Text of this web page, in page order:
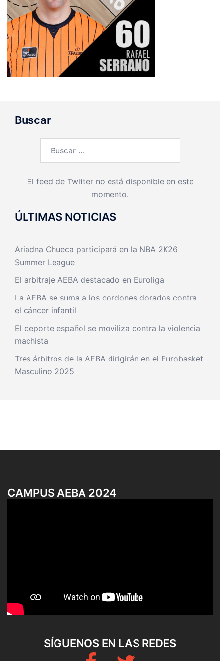
Buscar
El feed de Twitter no está disponible en este
momento.
ÚLTIMAS NOTICIAS
Ariadna Chueca participará en la NBA 2K26
Summer League
El arbitraje AEBA destacado en Euroliga
La AEBA se suma a los cordones dorados contra
el cáncer infantil
El deporte español se moviliza contra la violencia
machista
Tres árbitros de la AEBA dirigirán en el Eurobasket
Masculino 2025
CAMPUS AEBA 2024
SÍGUENOS EN LAS REDES
Fb Twitter